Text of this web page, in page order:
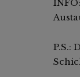
P.S.: